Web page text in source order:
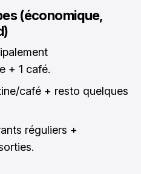
(économique,
+ 1 café.
café + resto quelques
réguliers +